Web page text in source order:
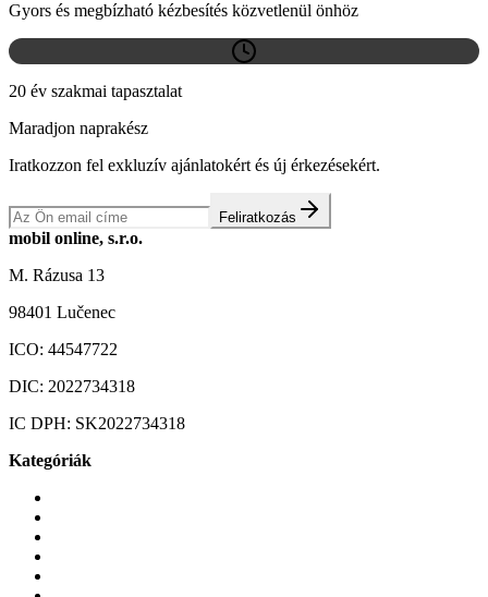
Gyors és megbízható kézbesítés közvetlenül önhöz
20 év szakmai tapasztalat
Maradjon naprakész
Iratkozzon fel exkluzív ajánlatokért és új érkezésekért.
Feliratkozás
mobil online, s.r.o.
M. Rázusa 13
98401 Lučenec
ICO: 44547722
DIC: 2022734318
IC DPH: SK2022734318
Kategóriák